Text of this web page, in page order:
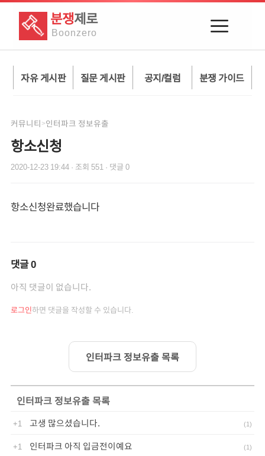
분쟁제로
Boonzero
자유 게시판 질문 게시판 공지/컬럼 분쟁 가이드
커뮤니티>인터파크 정보유출
항소신청
2020-12-23 19:44 · 조회 551 · 댓글 0
항소신청완료했습니다
댓글0
아직 댓글이 없습니다.
로그인하면 댓글을 작성할 수 있습니다.
인터파크 정보유출 목록
인터파크 정보유출목록
+1 고생 많으셨습니다. (1)
+1 인터파크 아직 입금전이예요 (1)